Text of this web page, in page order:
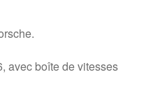
avec boîte de vitesses